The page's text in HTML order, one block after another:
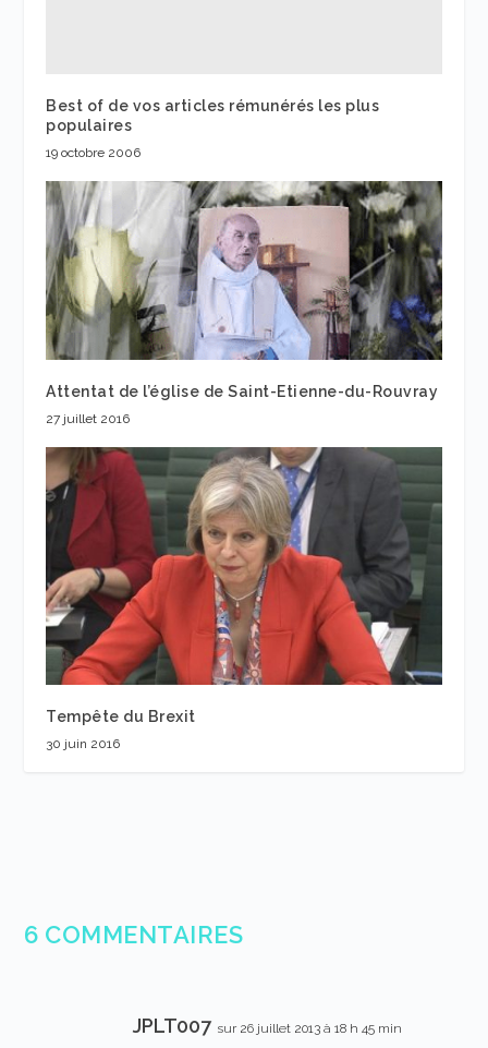
Best of de vos articles rémunérés les plus
populaires
19 octobre 2006
Attentat de l’église de Saint-Etienne-du-Rouvray
27 juillet 2016
Tempête du Brexit
30 juin 2016
6 COMMENTAIRES
JPLT007 sur 26 juillet 2013 à 18 h 45 min